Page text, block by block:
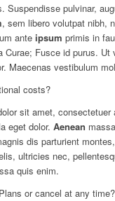
Suspendisse pulvinar,
, sem libero volutpat nibh,
anteipsum primis in
Curae; Fusce id purus. Ut
Maecenas vestibulum
costs?
sit amet,
eget dolor.Aenean
dis parturient
ultricies nec,
quis enim.
or cancel at any time?